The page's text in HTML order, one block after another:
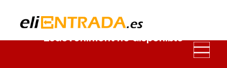
Esdeveniment no disponible